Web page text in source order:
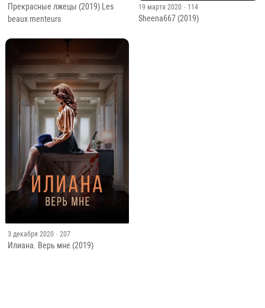
Прекрасные лжецы (2019) Les
beaux menteurs
19 марта 2020 · 114
Sheena667 (2019)
3 декабря 2020 · 207
Илиана. Верь мне (2019)